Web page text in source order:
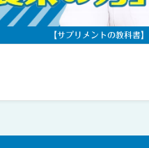
【サプリメントの教科書】